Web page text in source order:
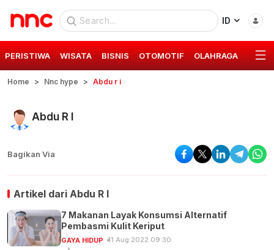
ID
PERISTIWA WISATA BISNIS OTOMOTIF OLAHRAGA GAYA
Home Nnc hype Abdu r i
Abdu R I
Bagikan Via
Artikel dari Abdu R I
7 Makanan Layak Konsumsi Alternatif
Pembasmi Kulit Keriput
GAYA HIDUP 11 Aug 2022 09:30